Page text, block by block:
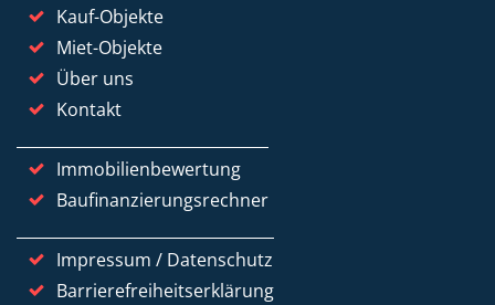
Kauf-Objekte
Miet-Objekte
Über uns
Kontakt
Immobilienbewertung
Baufinanzierungsrechner
Impressum / Datenschutz
Barrierefreiheitserklärung